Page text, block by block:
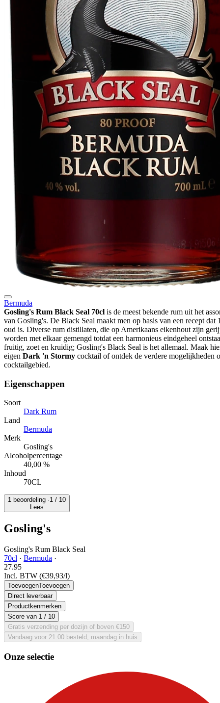
Bermuda
Gosling's Rum Black Seal 70cl is de meest bekende rum uit het
van Gosling's. De Black Seal maakt men op basis van een recept dat
oud is. Diverse rum distillaten, die op Amerikaans eikenhout zijn
worden met elkaar gemengd totdat een harmonieus eindgeheel
fruitig, zoet en kruidig; Gosling's Black Seal is het allemaal. Maak
eigen Dark 'n Stormy cocktail of ontdek de verdere mogelijkheden
cocktailgebied.
Eigenschappen
Soort
Dark Rum
Land
Bermuda
Merk
Gosling's
Alcoholpercentage
40,00 %
Inhoud
70CL
1 beoordeling ·1 / 10
Lees
Gosling's
Gosling's Rum Black Seal
70cl · Bermuda ·
27.95
Incl. BTW (€39,93/l)
ToevoegenToevoegen
Direct leverbaar
Productkenmerken
Score van 1 / 10
Gratis verzending per dozijn of boven €150
Vandaag voor 21:00 besteld, maandag in huis
Onze selectie